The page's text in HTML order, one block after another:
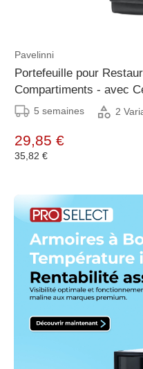
Pavelinni
Portefeuille pour
Compartiments - avec
170x115x35mm
5 semaines 2
29,85 €
35,82 €